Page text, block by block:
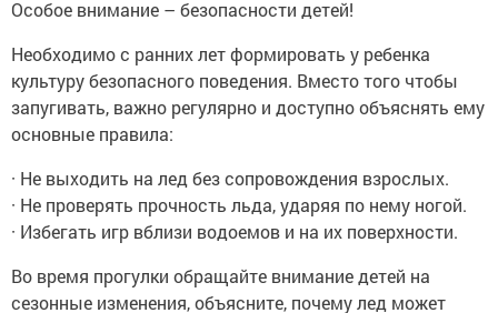
Особое внимание – безопасности детей!
Необходимо с ранних лет формировать у ребенка
культуру безопасного поведения. Вместо того чтобы
запугивать, важно регулярно и доступно объяснять ему
основные правила:
· Не выходить на лед без сопровождения взрослых.
· Не проверять прочность льда, ударяя по нему ногой.
· Избегать игр вблизи водоемов и на их поверхности.
Во время прогулки обращайте внимание детей на
сезонные изменения, объясните, почему лед может